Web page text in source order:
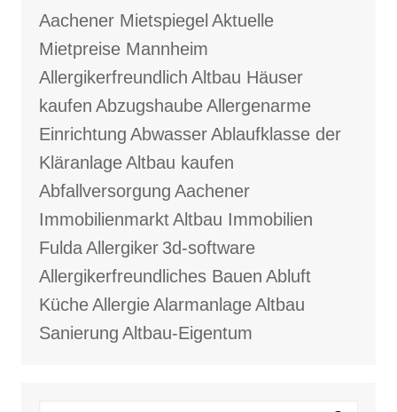
Aachener Mietspiegel Aktuelle
Mietpreise Mannheim
Allergikerfreundlich Altbau Häuser
kaufen AbzugshaubeAllergenarme
Einrichtung AbwasserAblaufklasse der
KläranlageAltbau kaufen
Abfallversorgung Aachener
ImmobilienmarktAltbau Immobilien
FuldaAllergiker 3d-software
Allergikerfreundliches Bauen Abluft
KücheAllergieAlarmanlageAltbau
Sanierung Altbau-Eigentum